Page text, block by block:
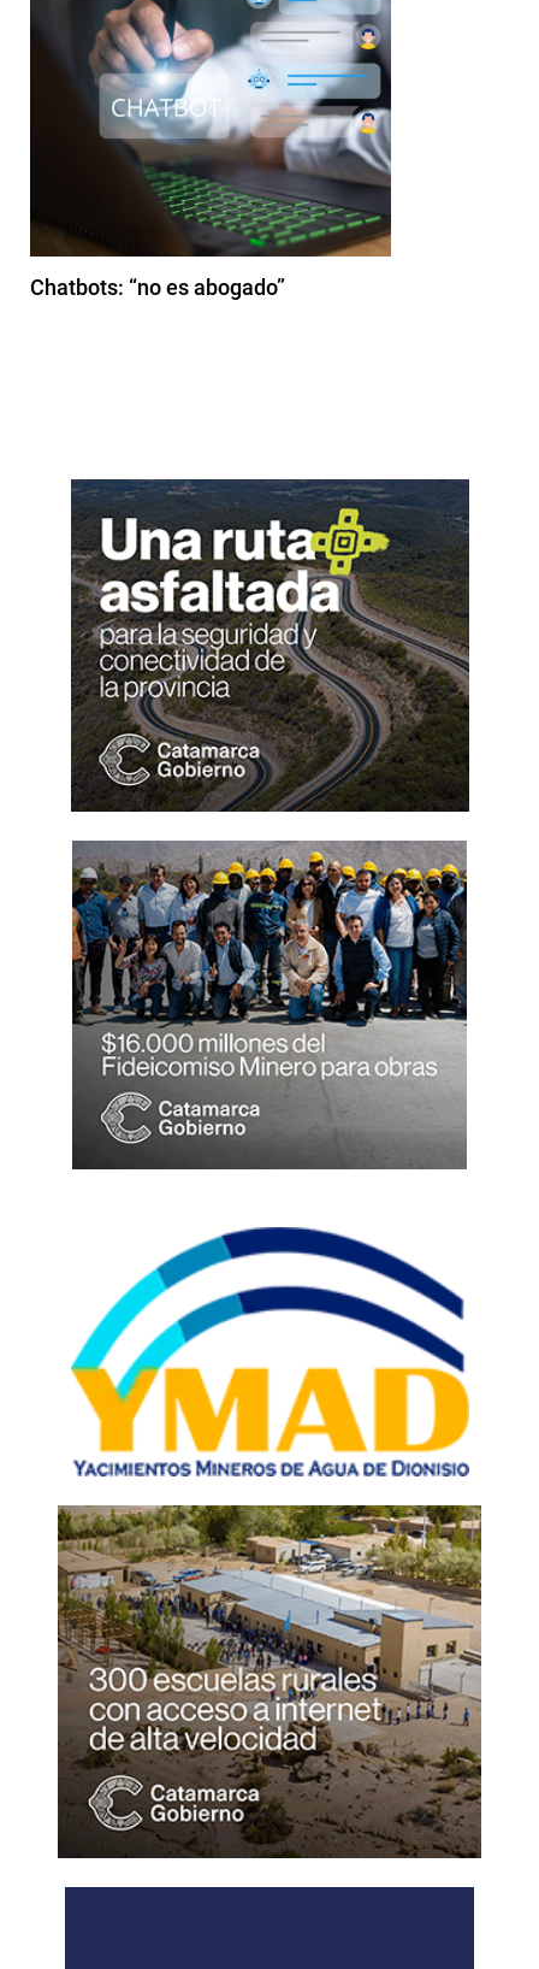
Chatbots: “no es abogado”